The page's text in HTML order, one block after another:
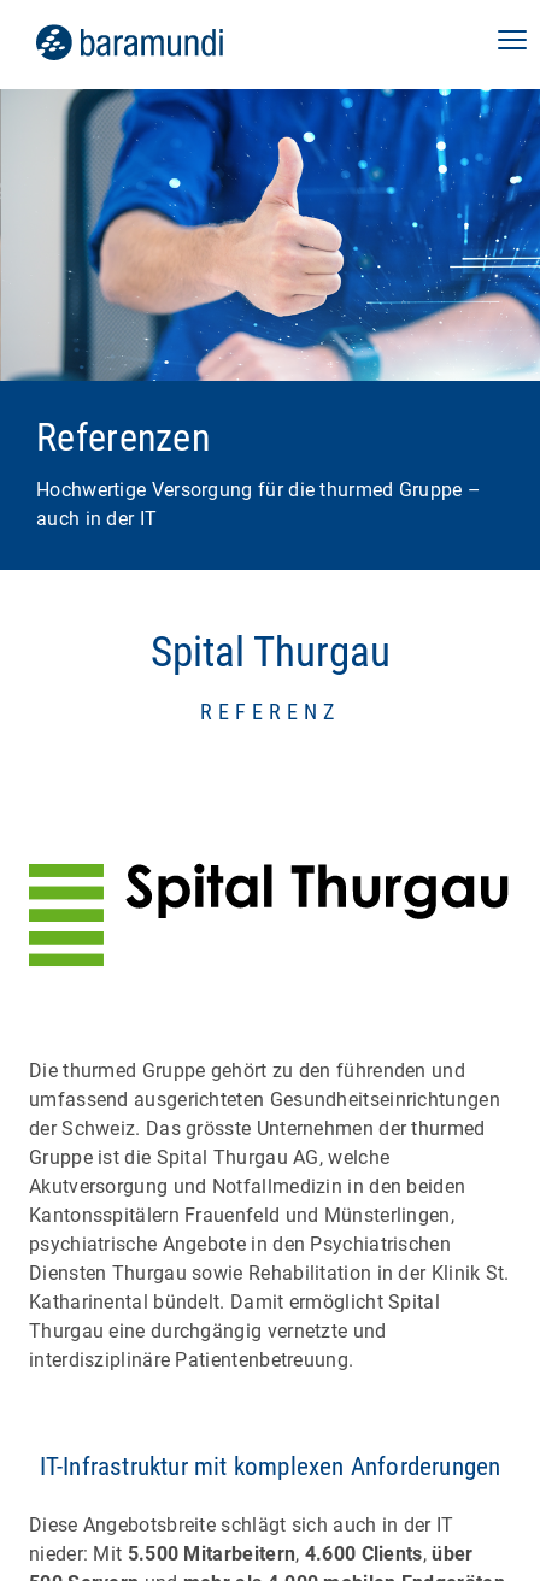
Referenzen
Hochwertige Versorgung für die thurmed Gruppe –
auch in der IT
Spital Thurgau
REFERENZ
Die thurmed Gruppe gehört zu den führenden und
umfassend ausgerichteten Gesundheitseinrichtungen
der Schweiz. Das grösste Unternehmen der thurmed
Gruppe ist die Spital Thurgau AG, welche
Akutversorgung und Notfallmedizin in den beiden
Kantonsspitälern Frauenfeld und Münsterlingen,
psychiatrische Angebote in den Psychiatrischen
Diensten Thurgau sowie Rehabilitation in der Klinik St.
Katharinental bündelt. Damit ermöglicht Spital
Thurgau eine durchgängig vernetzte und
interdisziplinäre Patientenbetreuung.
IT-Infrastruktur mit komplexen Anforderungen
Diese Angebotsbreite schlägt sich auch in der IT
nieder: Mit 5.500 Mitarbeitern, 4.600 Clients,über